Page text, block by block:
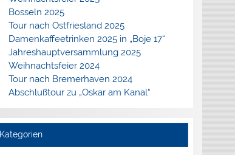
Bosseln 2025
Tour nach Ostfriesland 2025
Damenkaffeetrinken 2025 in „Boje 17“
Jahreshauptversammlung 2025
Weihnachtsfeier 2024
Tour nach Bremerhaven 2024
Abschlußtour zu „Oskar am Kanal“
Kategorien